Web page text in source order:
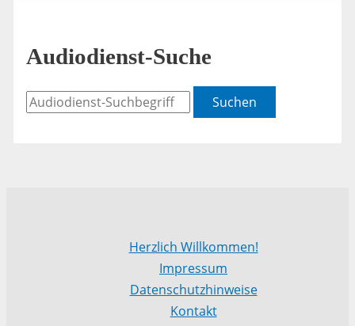
Audiodienst-Suche
Suchen
Herzlich Willkommen!
Impressum
Datenschutzhinweise
Kontakt